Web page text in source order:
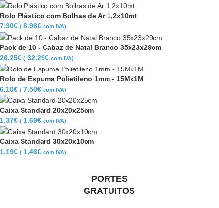
Rolo Plástico com Bolhas de Ar 1,2x10mt
7.30€ ( 8.98€ com IVA)
Pack de 10 - Cabaz de Natal Branco 35x23x29cm
26.25€ ( 32.29€ com IVA)
Rolo de Espuma Polietileno 1mm - 15Mx1M
6.10€ ( 7.50€ com IVA)
Caixa Standard 20x20x25cm
1.37€ ( 1.69€ com IVA)
Caixa Standard 30x20x10cm
1.19€ ( 1.46€ com IVA)
PORTES
GRATUITOS